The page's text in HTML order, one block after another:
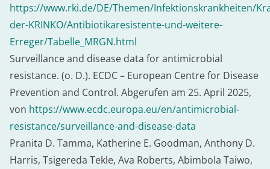
https://www.rki.de/DE/Themen/Infektionskrankheiten/
der-KRINKO/Antibiotikaresistente-und-weitere-
Erreger/Tabelle_MRGN.html
Surveillance and disease data for antimicrobial
resistance. (o. D.). ECDC – European Centre for Disease
Prevention and Control. Abgerufen am 25. April 2025,
von https://www.ecdc.europa.eu/en/antimicrobial-
resistance/surveillance-and-disease-data
Pranita D. Tamma, Katherine E. Goodman, Anthony D.
Harris, Tsigereda Tekle, Ava Roberts, Abimbola Taiwo,